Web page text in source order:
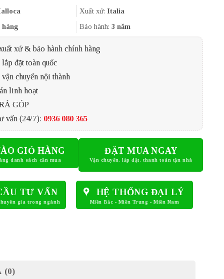
22.091.000₫.là:
15.900.000₫.
Xuất xứ: Italia
hàng
Bảo hành:3 năm
xứ & bảo hành chính hãng
đặt toàn quốc
chuyển nội thành
linh hoạt
GÓP
vấn (24/7): 0936 080 365
GIỎ HÀNG ĐẶT MUA NGAY
TƯ VẤN HỆ THỐNG ĐẠI LÝ
(0)